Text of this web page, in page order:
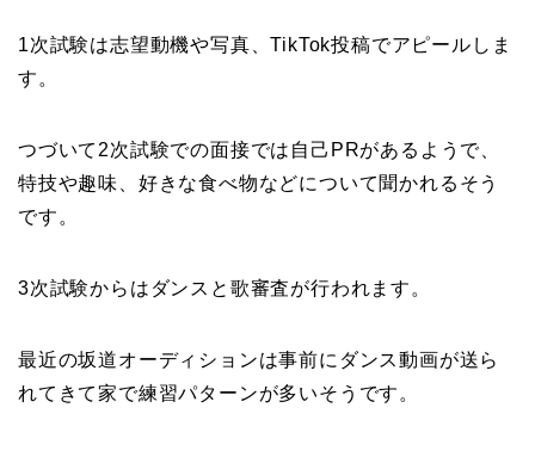
1次試験は志望動機や写真、TikTok投稿でアピールしま
す。
つづいて2次試験での面接では自己PRがあるようで、
特技や趣味、好きな食べ物などについて聞かれるそう
です。
3次試験からはダンスと歌審査が行われます。
最近の坂道オーディションは事前にダンス動画が送ら
れてきて家で練習パターンが多いそうです。